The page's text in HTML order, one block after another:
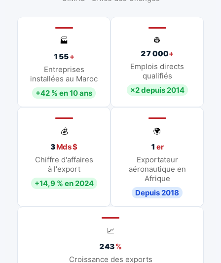
🏭
155+
Entreprises
installées au Maroc
+42 % en 10 ans
👷
27 000+
Emplois directs
qualifiés
×2 depuis 2014
💰
3Mds $
Chiffre d'affaires
à l'export
+14,9 % en 2024
🌍
1 er
Exportateur
aéronautique en
Afrique
Depuis 2018
📈
243%
Croissance des exports